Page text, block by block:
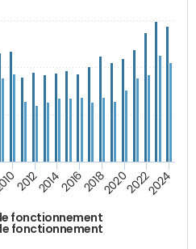
fonctionnement
fonctionnement
2012201420162018202020222024